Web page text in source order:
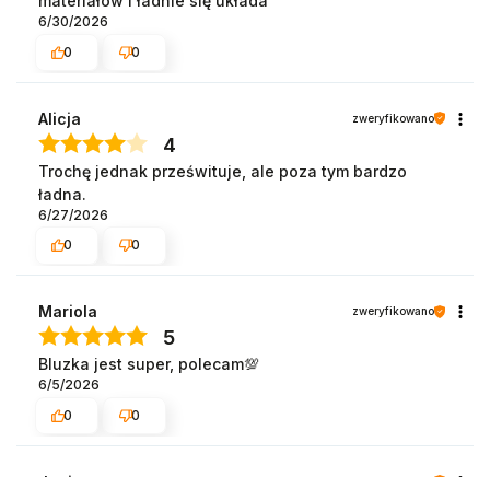
6/30/2026
0
0
Alicja zweryfikowano
4
Trochę jednak prześwituje, ale poza tym bardzo
ładna.
6/27/2026
0
0
Mariola zweryfikowano
5
Bluzka jest super, polecam💯
6/5/2026
0
0